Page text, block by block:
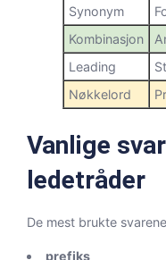
Synonym
Kombinasjon
Leading
Nøkkelord
Vanlige
ledetråder
De mest brukte
prefiks